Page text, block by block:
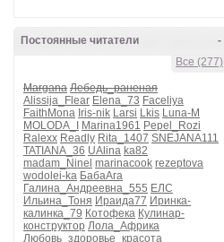
-
Постоянные читатели
Все (277)
Margana Лебедь_раненая
Alissija_Flear Elena_73 Faceliya
FaithMona Iris-nik Larsi Lkis Luna-M
MOLODA_I
Marina1961 Pepel_Rozi
Ralexx Readly Rita_1407 SNEJANA111
TATIANA_36 UAlina ka82
madam_Ninel marinacook rezeptova
wodolei-ka БабаАга
Галина_Андреевна_555 ЕЛС
Ильина_Тоня Ираида77 Иринка-
калинка_79 Котофека Кулинар-
конструктор Лола_Африка
Любовь_здоровье_красота